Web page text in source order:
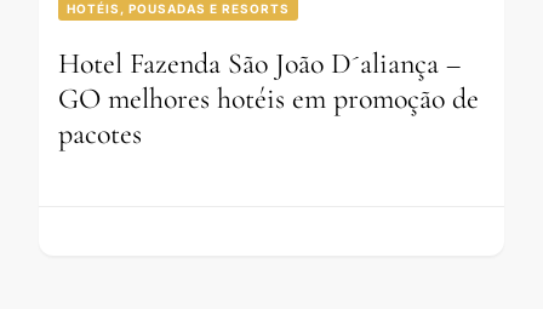
HOTÉIS, POUSADAS E RESORTS
Hotel Fazenda São João D´aliança –
GO melhores hotéis em promoção de
pacotes